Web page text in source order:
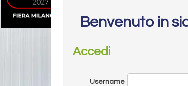
Benvenuto in
Accedi
Username